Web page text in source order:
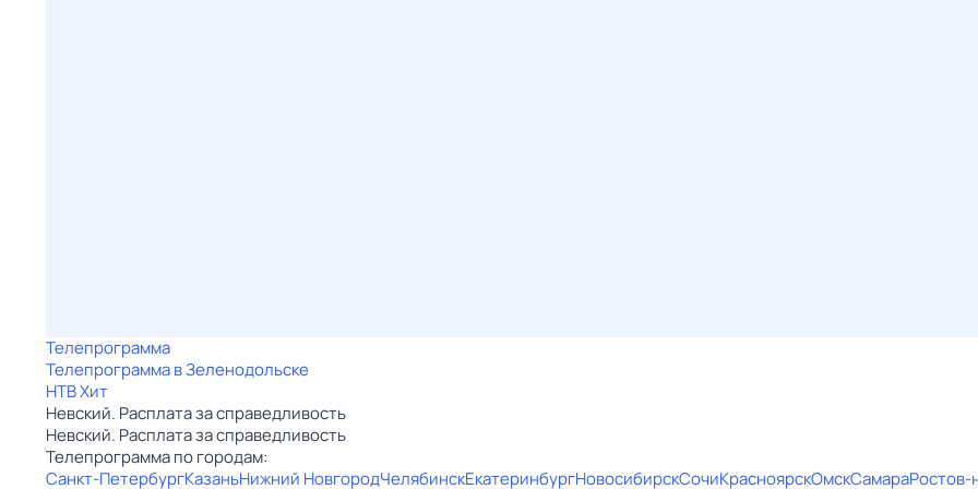
Телепрограмма
Телепрограмма в Зеленодольске
НТВ Хит
Невский. Расплата за справедливость
Невский. Расплата за справедливость
Телепрограмма по городам:
Санкт-ПетербургКазаньНижний НовгородЧелябинскЕкатеринбургНовосибирскСочиКрасноярскОмскСамара